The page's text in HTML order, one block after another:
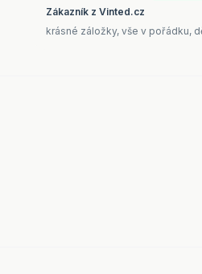
Zákazník z Vinted.cz
krásné záložky, vše v pořádku,